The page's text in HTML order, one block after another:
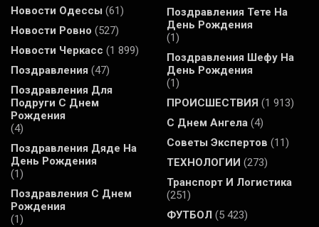
Новости Одессы (61)
Новости Ровно (527)
Новости Черкасс (1 899)
Поздравления (47)
Поздравления Для
Подруги С Днем
Рождения
(4)
Поздравления Дяде На
День Рождения
(1)
Поздравления С Днем
Рождения
(1)
Поздравления Тете На
День Рождения
(1)
Поздравления Шефу На
День Рождения
(1)
ПРОИСШЕСТВИЯ (1 913)
С Днем Ангела (4)
Советы Экспертов (11)
ТЕХНОЛОГИИ (273)
Транспорт И Логистика
(251)
ФУТБОЛ (5 423)